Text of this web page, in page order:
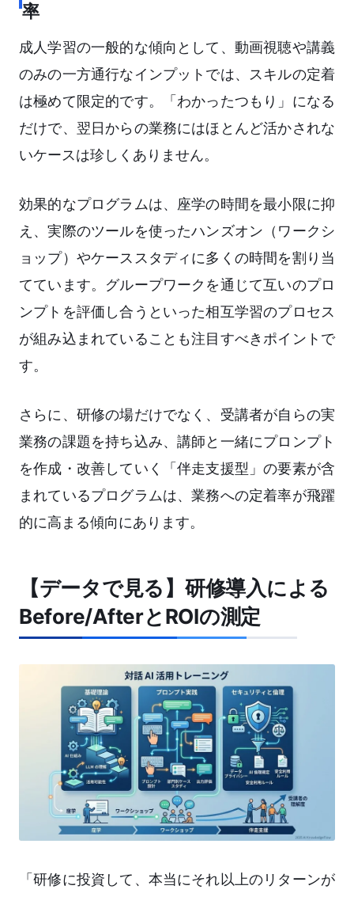
率
成人学習の一般的な傾向として、動画視聴や講義
のみの一方通行なインプットでは、スキルの定着
は極めて限定的です。「わかったつもり」になる
だけで、翌日からの業務にはほとんど活かされな
いケースは珍しくありません。
効果的なプログラムは、座学の時間を最小限に抑
え、実際のツールを使ったハンズオン（ワークシ
ョップ）やケーススタディに多くの時間を割り当
てています。グループワークを通じて互いのプロ
ンプトを評価し合うといった相互学習のプロセス
が組み込まれていることも注目すべきポイントで
す。
さらに、研修の場だけでなく、受講者が自らの実
業務の課題を持ち込み、講師と一緒にプロンプト
を作成・改善していく「伴走支援型」の要素が含
まれているプログラムは、業務への定着率が飛躍
的に高まる傾向にあります。
【データで見る】研修導入による
Before/AfterとROIの測定
「研修に投資して、本当にそれ以上のリターンが